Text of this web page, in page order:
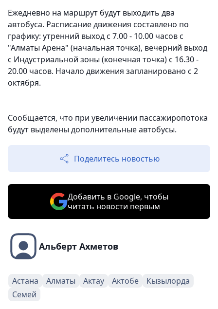
Ежедневно на маршрут будут выходить два
автобуса. Расписание движения составлено по
графику: утренний выход с 7.00 - 10.00 часов с
"Алматы Арена" (начальная точка), вечерний выход
с Индустриальной зоны (конечная точка) с 16.30 -
20.00 часов. Начало движения запланировано с 2
октября.
Сообщается, что при увеличении пассажиропотока
будут выделены дополнительные автобусы.
Поделитесь новостью
Добавить в Google, чтобы
читать новости первым
Альберт Ахметов
Астана Алматы Актау Актобе
Кызылорда
Семей